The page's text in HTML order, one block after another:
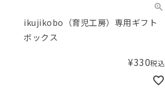
ikujikobo（育児工房）専用ギフト
ボックス
¥330税込